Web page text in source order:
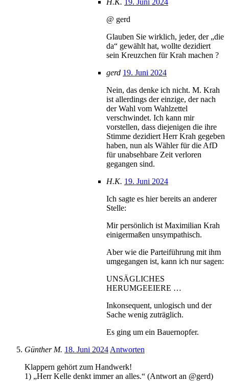
@ gerd
Glauben Sie wirklich, jeder, der „die
da“ gewählt hat, wollte dezidiert
sein Kreuzchen für Krah machen ?
gerd 19. Juni 2024
Nein, das denke ich nicht. M. Krah
ist allerdings der einzige, der nach
der Wahl vom Wahlzettel
verschwindet. Ich kann mir
vorstellen, dass diejenigen die ihre
Stimme dezidiert Herr Krah gegeben
haben, nun als Wähler für die AfD
für unabsehbare Zeit verloren
gegangen sind.
H.K. 19. Juni 2024
Ich sagte es hier bereits an anderer
Stelle:
Mir persönlich ist Maximilian Krah
einigermaßen unsympathisch.
Aber wie die Parteiführung mit ihm
umgegangen ist, kann ich nur sagen:
UNSÄGLICHES
HERUMGEEIERE …
Inkonsequent, unlogisch und der
Sache wenig zuträglich.
Es ging um ein Bauernopfer.
Günther M. 18. Juni 2024 Antworten
Klappern gehört zum Handwerk!
1) „Herr Kelle denkt immer an alles.“ (Antwort an @gerd)